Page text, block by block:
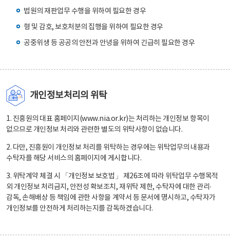
법원의 재판업무 수행을 위하여 필요한 경우
형 및 감호, 보호처분의 집행을 위하여 필요한 경우
공중위생 등 공공의 안전과 안녕을 위하여 긴급히 필요한 경우
개인정보처리의 위탁
1. 진흥원의 대표 홈페이지(www.nia.or.kr)는 처리하는 개인정보 항목이
없으므로 개인정보 처리와 관련한 별도의 위탁사항이 없습니다.
2. 다만, 진흥원이 개인정보 처리를 위탁하는 경우에는 위탁업무의 내용과
수탁자를 해당 서비스의 홈페이지에 게시합니다.
3. 위탁계약 체결 시 「개인정보 보호법」 제26조에 따라 위탁업무 수행목적
외 개인정보 처리금지, 안전성 확보조치, 재위탁 제한, 수탁자에 대한 관리·
감독, 손해배상 등 책임에 관한 사항을 계약서 등 문서에 명시하고, 수탁자가
개인정보를 안전하게 처리하는지를 감독하겠습니다.